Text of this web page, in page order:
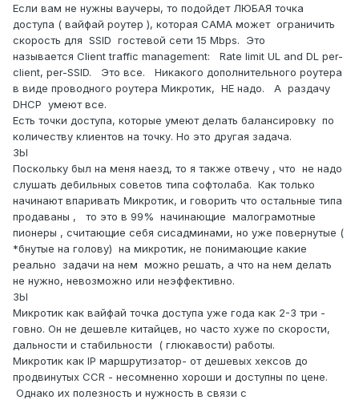
Если вам не нужны ваучеры, то подойдет ЛЮБАЯ точка
доступа ( вайфай роутер ), которая САМА может ограничить
скорость для SSID гостевой сети 15 Mbps. Это
называется Client traffic management: Rate limit UL and DL per-
client, per-SSID. Это все. Никакого дополнительного роутера
в виде проводного роутера Микротик, НЕ надо. А раздачу
DHCP умеют все.
Есть точки доступа, которые умеют делать балансировку по
количеству клиентов на точку. Но это другая задача.
ЗЫ
Поскольку был на меня наезд, то я также отвечу , что не надо
слушать дебильных советов типа софтолаба. Как только
начинают впаривать Микротик, и говорить что остальные типа
продаваны , то это в 99% начинающие малограмотные
пионеры , считающие себя сисадминами, но уже повернутые (
*бнутые на голову) на микротик, не понимающие какие
реально задачи на нем можно решать, а что на нем делать
не нужно, невозможно или неэффективно.
ЗЫ
Микротик как вайфай точка доступа уже года как 2-3 три -
говно. Он не дешевле китайцев, но часто хуже по скорости,
дальности и стабильности ( глюкавости) работы.
Микротик как IP маршрутизатор- от дешевых хексов до
продвинутых CCR - несомненно хороши и доступны по цене.
Однако их полезность и нужность в связи с